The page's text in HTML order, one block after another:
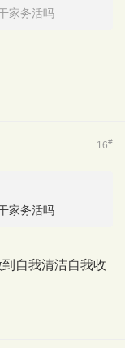
家务活吗
16#
家务活吗
自我清洁自我收